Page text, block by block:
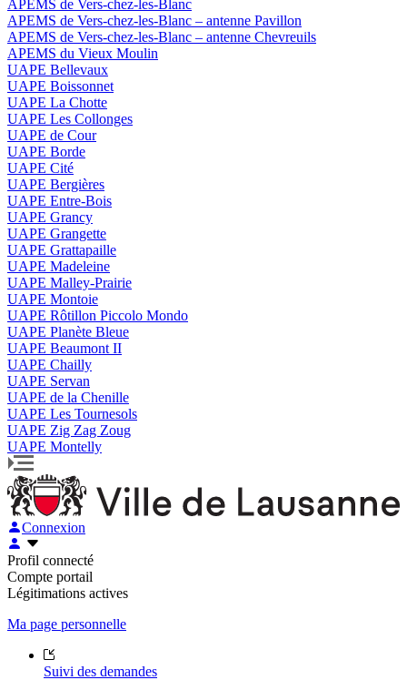
APEMS de Vers-chez-les-Blanc
APEMS de Vers-chez-les-Blanc – antenne Pavillon
APEMS de Vers-chez-les-Blanc – antenne Chevreuils
APEMS du Vieux Moulin
UAPE Bellevaux
UAPE Boissonnet
UAPE La Chotte
UAPE Les Collonges
UAPE de Cour
UAPE Borde
UAPE Cité
UAPE Bergières
UAPE Entre-Bois
UAPE Grancy
UAPE Grangette
UAPE Grattapaille
UAPE Madeleine
UAPE Malley-Prairie
UAPE Montoie
UAPE Rôtillon Piccolo Mondo
UAPE Planète Bleue
UAPE Beaumont II
UAPE Chailly
UAPE Servan
UAPE de la Chenille
UAPE Les Tournesols
UAPE Zig Zag Zoug
UAPE Montelly
Connexion
Profil connecté
Compte portail
Légitimations actives
Ma page personnelle
Suivi des demandes